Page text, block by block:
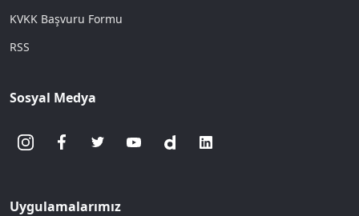
KVKK Başvuru Formu
RSS
Sosyal Medya
Uygulamalarımız